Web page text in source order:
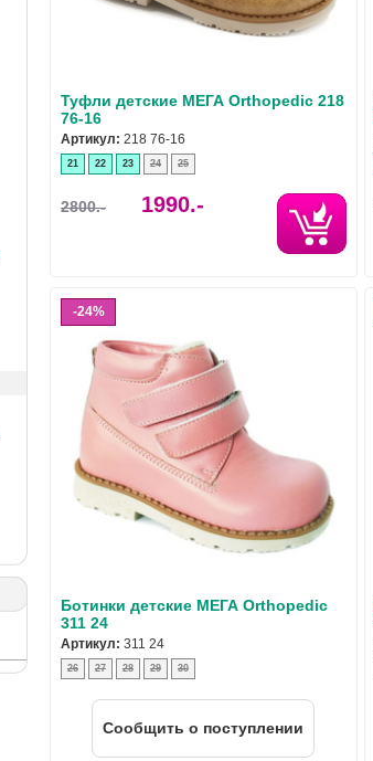
Туфли детские МЕГА Orthopedic 218
76-16
Артикул: 218 76-16
21 22 23 24 25
2800.- 1990.-
24%
Ботинки детские МЕГА Orthopedic
311 24
Артикул: 311 24
26 27 28 29 30
Cообщить о поступлении